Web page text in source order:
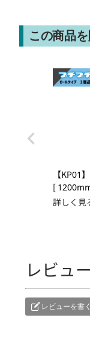
この商品
【KP01
[
詳しく見
レビュー
レビューを書く